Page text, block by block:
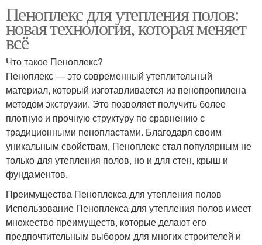
Пеноплекс для утепления полов:
новая технология, которая меняет
всё
Что такое Пеноплекс?
Пеноплекс — это современный утеплительный
материал, который изготавливается из пенопропилена
методом экструзии. Это позволяет получить более
плотную и прочную структуру по сравнению с
традиционными пенопластами. Благодаря своим
уникальным свойствам, Пеноплекс стал популярным не
только для утепления полов, но и для стен, крыш и
фундаментов.
Преимущества Пеноплекса для утепления полов
Использование Пеноплекса для утепления полов имеет
множество преимуществ, которые делают его
предпочтительным выбором для многих строителей и